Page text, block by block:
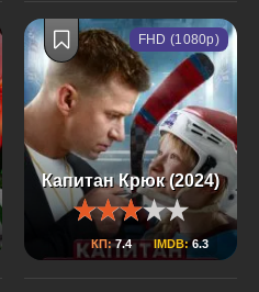
Капитан Крюк (2024)
КП:7.4 IMDB:6.3
FHD (1080p)